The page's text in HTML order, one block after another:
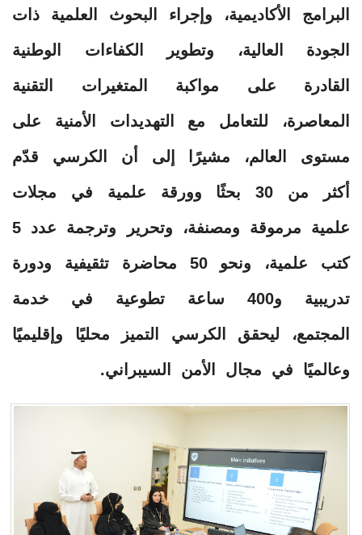
البرامج الأكاديمية، وإجراء البحوث العلمية ذات
الجودة العالية، وتطوير الكفاءات الوطنية
القادرة على مواكبة المتغيرات التقنية
المعاصرة، للتعامل مع التهديدات الأمنية على
مستوى العالم، مشيرًا إلى أن الكرسي قدّم
أكثر من 30 بحثًا وورقة علمية في مجلات
علمية مرموقة ومصنفة، وتحرير وترجمة عدد 5
كتب علمية، ونحو 50 محاضرة تثقيفية ودورة
تدريبية و400 ساعة تطوعية في خدمة
المجتمع، ليحقق الكرسي التميز محليًا وإقليميًا
وعالميًا في مجال الأمن السيبراني.